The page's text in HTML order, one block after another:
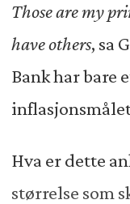
Those are my
have others, sa
Bank har bare
Hva er dette
størrelse som